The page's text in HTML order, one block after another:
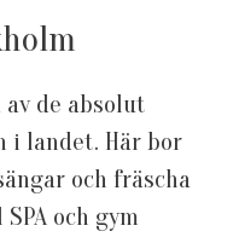
de absolut
i landet. Här bor
och fräscha
och gym